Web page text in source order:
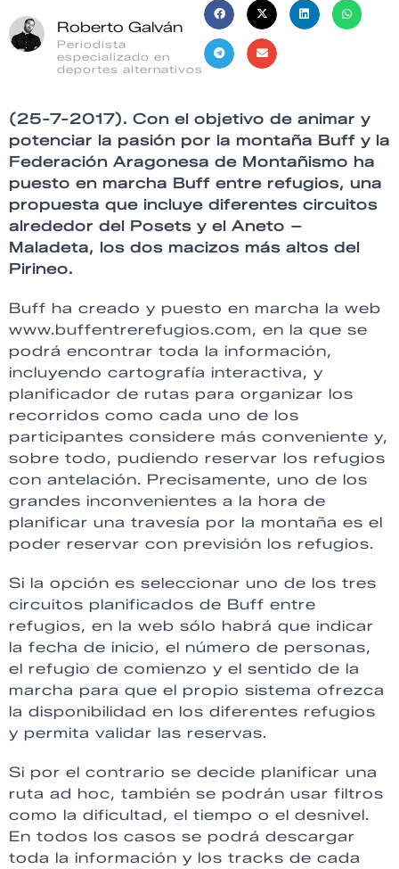
Roberto Galván
Periodista
especializado en
deportes alternativos
(25-7-2017). Con el objetivo de animar y
potenciar la pasión por la montaña Buff y la
Federación Aragonesa de Montañismo ha
puesto en marcha Buff entre refugios, una
propuesta que incluye diferentes circuitos
alrededor del Posets y el Aneto –
Maladeta, los dos macizos más altos del
Pirineo.
Buff ha creado y puesto en marcha la web
www.buffentrerefugios.com, en la que se
podrá encontrar toda la información,
incluyendo cartografía interactiva, y
planificador de rutas para organizar los
recorridos como cada uno de los
participantes considere más conveniente y,
sobre todo, pudiendo reservar los refugios
con antelación. Precisamente, uno de los
grandes inconvenientes a la hora de
planificar una travesía por la montaña es el
poder reservar con previsión los refugios.
Si la opción es seleccionar uno de los tres
circuitos planificados de Buff entre
refugios, en la web sólo habrá que indicar
la fecha de inicio, el número de personas,
el refugio de comienzo y el sentido de la
marcha para que el propio sistema ofrezca
la disponibilidad en los diferentes refugios
y permita validar las reservas.
Si por el contrario se decide planificar una
ruta ad hoc, también se podrán usar filtros
como la dificultad, el tiempo o el desnivel.
En todos los casos se podrá descargar
toda la información y los tracks de cada